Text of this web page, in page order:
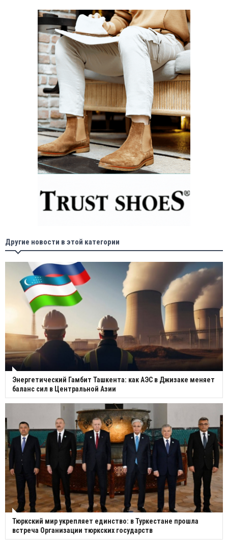
Другие новости в этой категории
Энергетический Гамбит Ташкента: как АЭС в Джизаке меняет
баланс сил в Центральной Азии
Тюркский мир укрепляет единство: в Туркестане прошла
встреча Организации тюркских государств